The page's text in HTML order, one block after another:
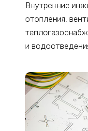
Внутренние
отопления,
и